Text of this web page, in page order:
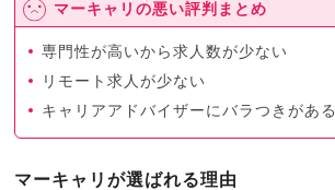
マーキャリの悪い評判まとめ
専門性が高いから求人数が少ない
リモート求人が少ない
キャリアアドバイザーにバラつきがある
マーキャリが選ばれる理由